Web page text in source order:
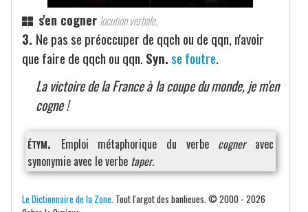
s'en cogner locution verbale.
3. Ne pas se préoccuper de qqch ou de qqn, n'avoir
que faire de qqch ou qqn. Syn.se foutre.
La victoire de la France à la coupe du monde, je m'en
cogne !
étym.
Emploi métaphorique du verbe cogneravec
synonymie avec le verbe taper.
Le Dictionnaire de la Zone . Tout l'argot des banlieues. © 2000 - 2026